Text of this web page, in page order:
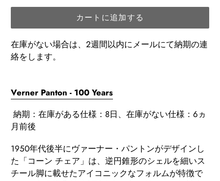
カートに追加する
在庫がない場合は、2週間以内にメールにて納期の連
絡をします。
ー
ト
に
商
を
追
加
Verner Panton - 100 Years
納期：在庫がある仕様：8日、在庫がない仕様：6ヵ
月前後
1950年代後半にヴァーナー・パントンがデザインし
た「コーン チェア」は、逆円錐形のシェルを細いス
チール脚に載せたアイコニックなフォルムが特徴で